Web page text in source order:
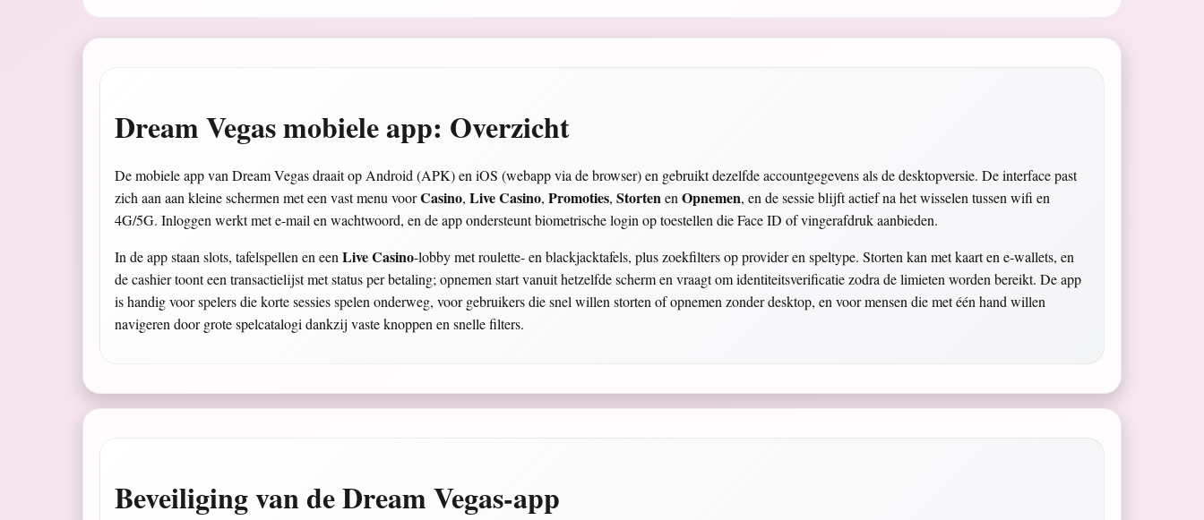
Dream Vegas mobiele app: Overzicht
De mobiele app van Dream Vegas draait op Android (APK) en iOS (webapp via de browser) en gebruikt dezelfde accountgegevens als de desktopversie. De interface past
zich aan aan kleine schermen met een vast menu voorCasino,Live Casino,Promoties,StortenenOpnemen, en de sessie blijft actief na het wisselen tussen wifi en
4G/5G. Inloggen werkt met e-mail en wachtwoord, en de app ondersteunt biometrische login op toestellen die Face ID of vingerafdruk aanbieden.
In de app staan slots, tafelspellen en eenLive Casino-lobby met roulette- en blackjacktafels, plus zoekfilters op provider en speltype. Storten kan met kaart en e-wallets, en
de cashier toont een transactielijst met status per betaling; opnemen start vanuit hetzelfde scherm en vraagt om identiteitsverificatie zodra de limieten worden bereikt. De app
is handig voor spelers die korte sessies spelen onderweg, voor gebruikers die snel willen storten of opnemen zonder desktop, en voor mensen die met één hand willen
navigeren door grote spelcatalogi dankzij vaste knoppen en snelle filters.
Beveiliging van de Dream Vegas-app